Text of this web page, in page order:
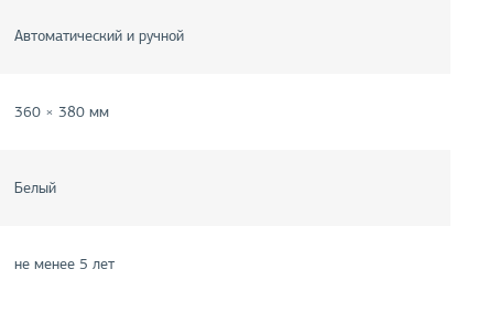
Автоматический и ручной
360 × 380 мм
Белый
не менее 5 лет